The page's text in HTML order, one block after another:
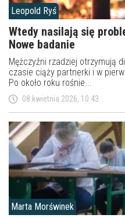
Leopold Ryś
Wtedy nasilają się
Nowe badanie
Mężczyźni rzadziej otrzymują
czasie ciąży partnerki i w
Po około roku rośnie...
08 kwietnia 2026, 10:43
Marta Morświnek